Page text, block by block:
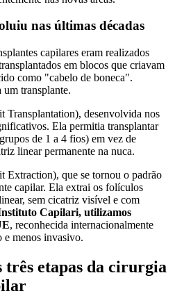
nas últimas décadas
capilares eram realizados
em blocos que criavam
como "cabelo de boneca".
um transplante.
desenvolvida nos
Ela permitia transplantar
de 1 a 4 fios) em vez de
linear permanente na nuca.
que se tornou o padrão
capilar. Ela extrai os folículos
sem cicatriz visível e com
Capilari, utilizamos
, reconhecida internacionalmente
e menos invasivo.
três etapas da cirurgia